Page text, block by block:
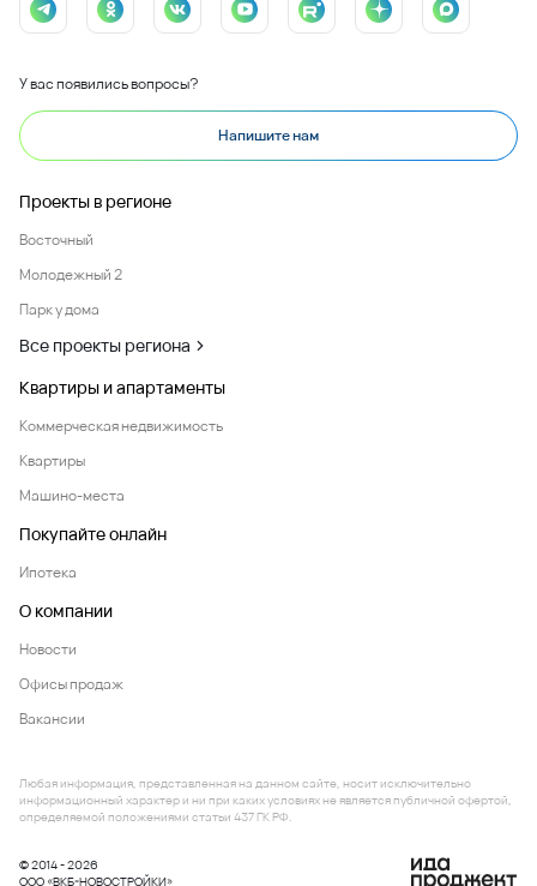
У вас появились вопросы?
Напишите нам
Проекты в регионе
Восточный
Молодежный 2
Парк у дома
Все проекты региона
Квартиры и апартаменты
Коммерческая недвижимость
Квартиры
Машино-места
Покупайте онлайн
Ипотека
О компании
Новости
Офисы продаж
Вакансии
© 2014 - 2026
ООО «ВКБ-НОВОСТРОЙКИ»
Любая информация, представленная на данном сайте, носит исключительно
информационный характер и ни при каких условиях не является публичной офертой,
определяемой положениями статьи 437 ГК РФ.